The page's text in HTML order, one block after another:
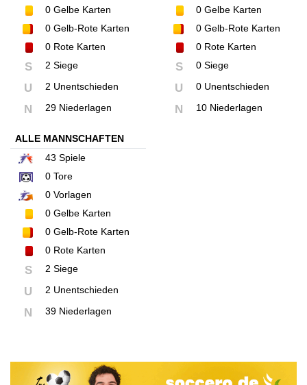
0 Gelbe Karten
0 Gelb-Rote Karten
0 Rote Karten
S 2 Siege
U 2 Unentschieden
N 29 Niederlagen
0Gelbe Karten
0Gelb-Rote Karten
0Rote Karten
S 0 Siege
U 0 Unentschieden
N 10 Niederlagen
ALLE MANNSCHAFTEN
43 Spiele
0 Tore
0 Vorlagen
0 Gelbe Karten
0 Gelb-Rote Karten
0 Rote Karten
S 2 Siege
U 2 Unentschieden
N 39 Niederlagen